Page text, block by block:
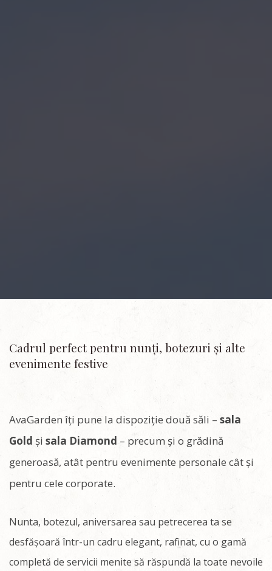
Cadrul perfect pentru nunți, botezuri și alte
evenimente festive
AvaGarden îți pune la dispoziție două săli – sala
Gold și sala Diamond – precum și o grădină
generoasă, atât pentru evenimente personale cât și
pentru cele corporate.
Nunta, botezul, aniversarea sau petrecerea ta se
desfășoară într-un cadru elegant, rafinat, cu o gamă
completă de servicii menite să răspundă la toate nevoile